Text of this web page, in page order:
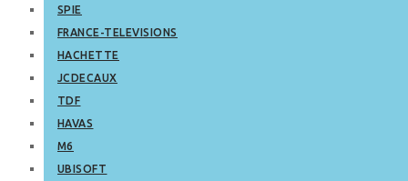
SPIE
FRANCE-TELEVISIONS
HACHETTE
JCDECAUX
TDF
HAVAS
M6
UBISOFT